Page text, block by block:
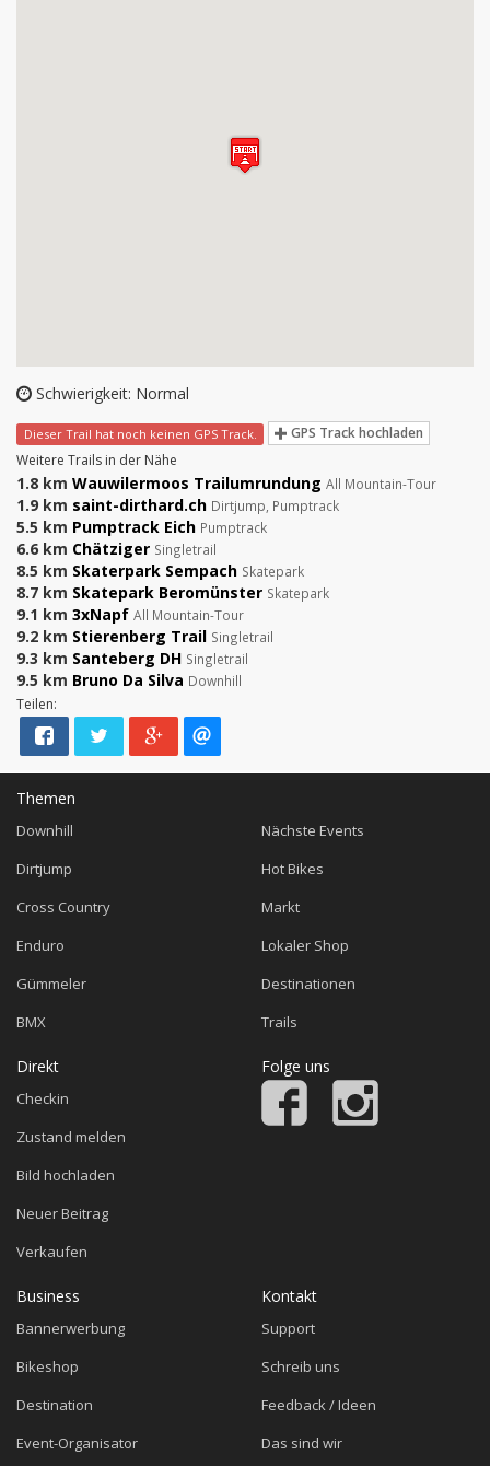
Schwierigkeit: Normal
Dieser Trail hat noch keinen GPS Track.
GPS Track hochladen
Weitere Trails in der Nähe
1.8 km Wauwilermoos Trailumrundung All Mountain-Tour
1.9 km saint-dirthard.ch Dirtjump, Pumptrack
5.5 km Pumptrack Eich Pumptrack
6.6 km Chätziger Singletrail
8.5 km Skaterpark Sempach Skatepark
8.7 km Skatepark Beromünster Skatepark
9.1 km 3xNapf All Mountain-Tour
9.2 km Stierenberg Trail Singletrail
9.3 km Santeberg DH Singletrail
9.5 km Bruno Da Silva Downhill
Teilen:
Themen
Downhill
Dirtjump
Cross Country
Enduro
Gümmeler
BMX
Nächste Events
Hot Bikes
Markt
Lokaler Shop
Destinationen
Trails
Direkt
Checkin
Zustand melden
Bild hochladen
Neuer Beitrag
Verkaufen
Folge uns
Business
Bannerwerbung
Bikeshop
Destination
Event-Organisator
Kontakt
Support
Schreib uns
Feedback / Ideen
Das sind wir